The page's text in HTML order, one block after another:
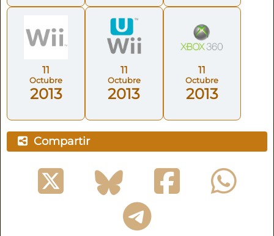
11
Octubre
2013
11
Octubre
2013
11
Octubre
2013
Compartir